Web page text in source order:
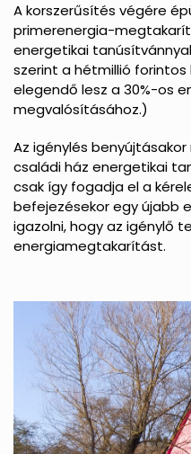
A korszerűsítés végére
primerenergia-
energetikai
szerint a hétmillió
elegendő lesz a 30%-os
megvalósításához.)
Az igénylés
családi ház energetikai
csak így fogadja el a
befejezésekor egy újabb
igazolni, hogy az igénylő
energiamegtakarítást.